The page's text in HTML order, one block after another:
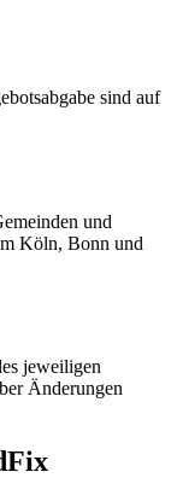
sind auf
und
Köln, Bonn und
jeweiligen
Änderungen